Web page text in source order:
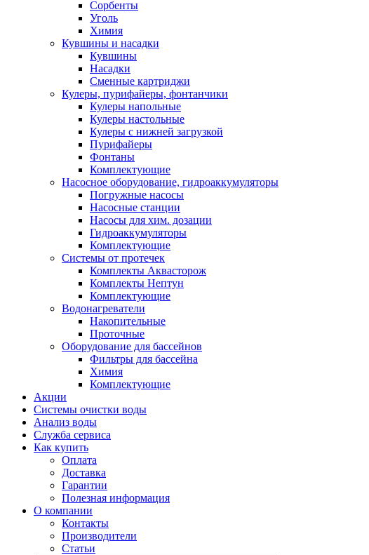
Сорбенты
Уголь
Химия
Кувшины и насадки
Кувшины
Насадки
Сменные картриджи
Кулеры, пурифайеры, фонтанчики
Кулеры напольные
Кулеры настольные
Кулеры с нижней загрузкой
Пурифайеры
Фонтаны
Комплектующие
Насосное оборудование, гидроаккумуляторы
Погружные насосы
Насосные станции
Насосы для хим. дозации
Гидроаккумуляторы
Комплектующие
Системы от протечек
Комплекты Аквасторож
Комплекты Нептун
Комплектующие
Водонагреватели
Накопительные
Проточные
Оборудование для бассейнов
Фильтры для бассейна
Химия
Комплектующие
Акции
Системы очистки воды
Анализ воды
Служба сервиса
Как купить
Оплата
Доставка
Гарантии
Полезная информация
О компании
Контакты
Производители
Статьи